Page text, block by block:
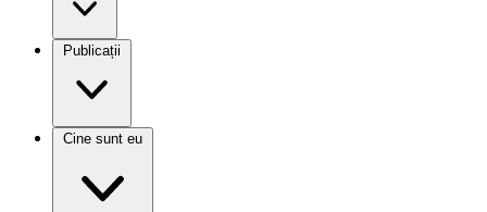
Publicații
Cine sunt eu